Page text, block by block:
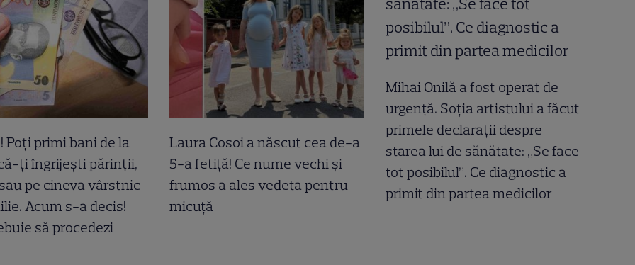
Poți primi bani de la
ți îngrijești părinții,
pe cineva vârstnic
Acum s-a decis!
să procedezi
Laura Cosoi a născut cea de-a
5-a fetiță! Ce nume vechi și
frumos a ales vedeta pentru
micuță
Mihai Onilă a fost operat de
urgență. Soția artistului a făcut
primele declarații despre
starea lui de sănătate: „Se face
tot posibilul”. Ce diagnostic a
primit din partea medicilor